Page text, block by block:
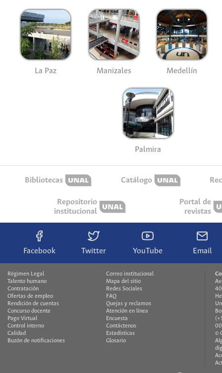
La Paz Manizales Medellín
Palmira
Bibliotecas Catálogo
Repositorio
institucional
Portal de
revistas
Facebook Twitter YouTube Email
Régimen Legal
Talento humano
Contratación
Ofertas de empleo
Rendición de cuentas
Concurso docente
Pago Virtual
Control interno
Calidad
Buzón de notificaciones
Correo institucional
Mapa del sitio
Redes Sociales
FAQ
Quejas y reclamos
Atención en línea
Encuesta
Contáctenos
Estadísticas
Glosario
©